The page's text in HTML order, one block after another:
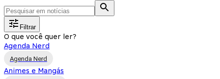
Filtrar
O que você quer ler?
Agenda Nerd
Agenda Nerd
Animes e Mangás